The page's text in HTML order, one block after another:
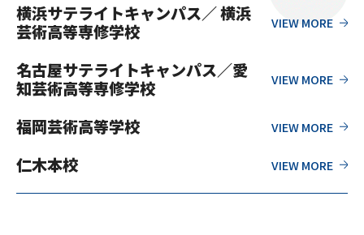
横浜サテライトキャンパス／ 横浜
芸術高等専修学校
名古屋サテライトキャンパス／愛
知芸術高等専修学校
福岡芸術高等学校
仁木本校